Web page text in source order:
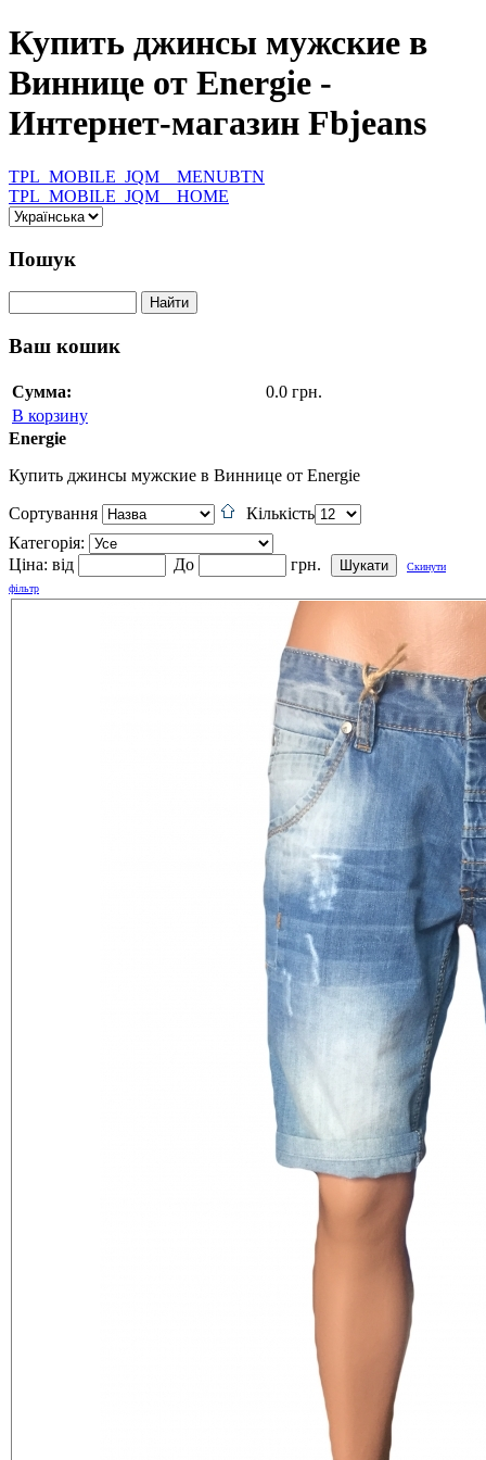
Купить джинсы мужские в
Виннице от Energie -
Интернет-магазин Fbjeans
TPL_MOBILE_JQM__MENUBTN
TPL_MOBILE_JQM__HOME
Пошук
Ваш кошик
Сумма:
0.0 грн.
В корзину
Energie
Купить джинсы мужские в Виннице от Energie
Сортування
Кількість
Категорія:
Ціна: від До грн.
Скинути
фільтр